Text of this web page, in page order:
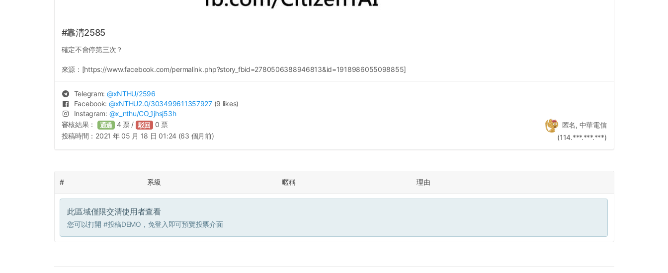
#靠清2585
確定不會停第三次？
來源：[https://www.facebook.com/permalink.php?story_fbid=2780506388946813&id=1918986055098855]
Telegram: @xNTHU/2596
Facebook: @xNTHU2.0/303499611357927 (9 likes)
Instagram: @x_nthu/CO_1jhsj53h
匿名, 中華電信
(114.***.***.***)
審核結果： 通過 4票 / 駁回 0 票
投稿時間： 2021 年 05 月 18 日 01:24 (63 個月前)
# 系級 暱稱 理由
此區域僅限交清使用者查看
您可以打開 #投稿DEMO ，免登入即可預覽投票介面